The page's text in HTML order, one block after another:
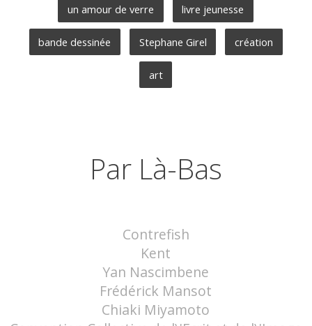
un amour de verre livre jeunesse
bande dessinée Stephane Girel création
art
Par Là-Bas
Contrefish
Kent
Yan Nascimbene
Frédérick Mansot
Chiaki Miyamoto